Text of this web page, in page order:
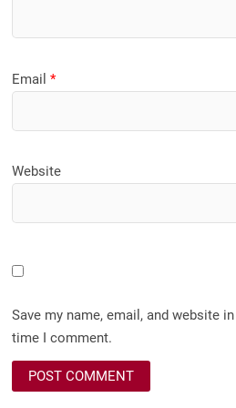
Email*
Website
Save my name, email, and website
time I comment.